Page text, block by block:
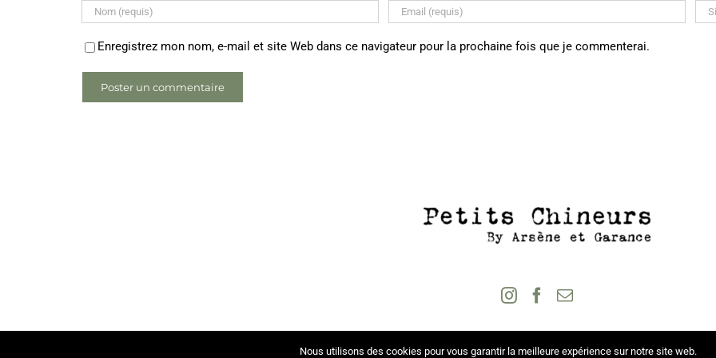
Enregistrez mon nom, e-mail et site Web dans ce navigateur pour la prochaine fois que je commenterai.
Nous utilisons des cookies pour vous garantir la meilleure expérience sur notre site web.